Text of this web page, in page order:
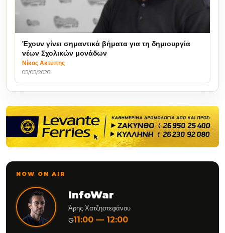
Έχουν γίνει σημαντικά βήματα για τη δημιουργία
νέων Σχολικών μονάδων
Νίκος Ακτύπης
05/05/2026
NOW ON AIR
InfoWar
Άρης Χατζηστεφάνου
◷11:00 — 12:00